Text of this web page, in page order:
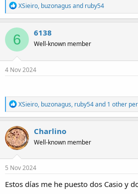
R
e
a
c
t
i
o
n
s
XSieiro, buzonagus and ruby54
6 6138
Well-known member
4 Nov 2024
R
e
a
c
t
i
o
n
s
XSieiro, buzonagus, ruby54and 1 other
Charlino
Well-known member
5 Nov 2024
Estos días me he puesto dos Casio y